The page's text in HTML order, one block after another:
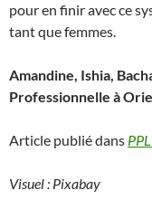
pour en finir avec ce
tant que femmes.
Amandine, Ishia,
Professionnelle à
Article publié dans
Visuel : Pixabay